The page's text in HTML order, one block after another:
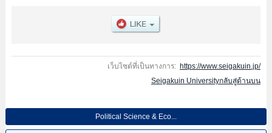
เว็บไซต์ที่เป็นทางการ: https://www.seigakuin.jp/
Seigakuin Universityกลับสู่ด้านบน
Political Science & Eco...